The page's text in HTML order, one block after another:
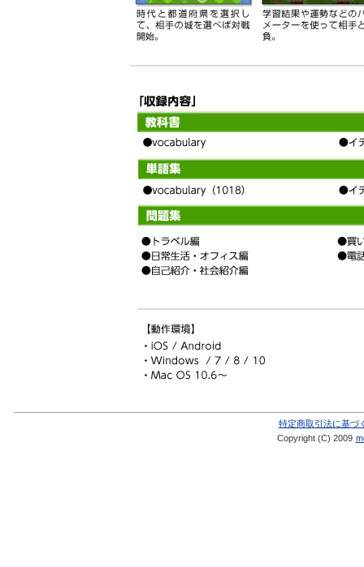
特定商取引法に基づ
Copyright (C) 2009